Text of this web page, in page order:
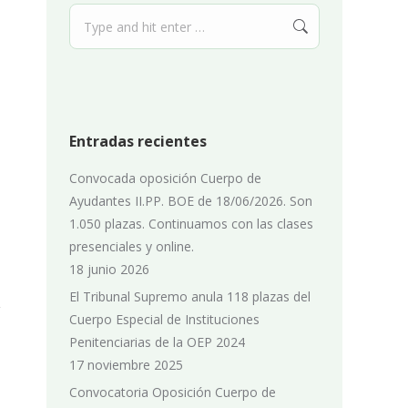
Search:
Entradas recientes
Convocada oposición Cuerpo de
Ayudantes II.PP. BOE de 18/06/2026. Son
1.050 plazas. Continuamos con las clases
presenciales y online.
18 junio 2026
El Tribunal Supremo anula 118 plazas del
Cuerpo Especial de Instituciones
Penitenciarias de la OEP 2024
17 noviembre 2025
Convocatoria Oposición Cuerpo de